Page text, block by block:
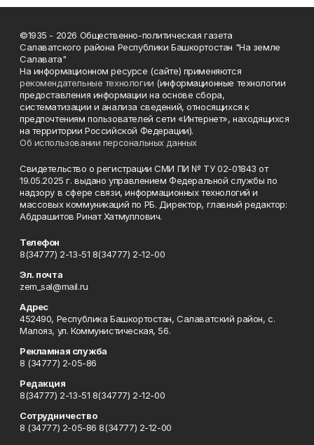
©1935 - 2026 Общественно-политическая газета
Салаватского района Республики Башкортостан "На земле
Салавата"
На информационном ресурсе (сайте) применяются
рекомендательные технологии (информационные технологии
предоставления информации на основе сбора,
систематизации и анализа сведений, относящихся к
предпочтениям пользователей сети «Интернет», находящихся
на территории Российской Федерации).
Об использовании персональных данных
Свидетельство о регистрации СМИ ПИ № ТУ 02-01843 от
19.05.2025 г. выдано управлением Федеральной службы по
надзору в сфере связи, информационных технологий и
массовых коммуникаций по РБ. Директор, главный редактор:
Абдрашитов Ринат Хатмуллович.
Телефон
8(34777) 2-13-51 8(34777) 2-12-00
Эл. почта
zem_sal@mail.ru
Адрес
452490, Республика Башкортостан, Салаватский район, с.
Малояз, ул. Коммунистическая, 56.
Рекламная служба
8 (34777) 2-05-86
Редакция
8(34777) 2-13-51 8(34777) 2-12-00
Сотрудничество
8 (34777) 2-05-86 8(34777) 2-12-00